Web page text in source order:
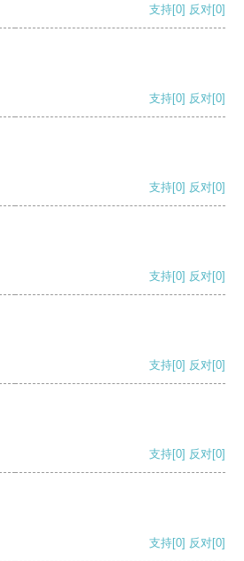
支持[0] 反对[0]
支持[0] 反对[0]
支持[0] 反对[0]
支持[0] 反对[0]
支持[0] 反对[0]
支持[0] 反对[0]
支持[0] 反对[0]